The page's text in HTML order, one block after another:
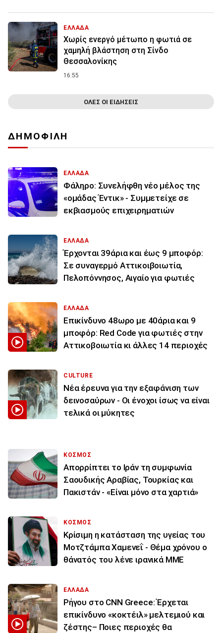
ΕΛΛΑΔΑ
Χωρίς ενεργό μέτωπο η φωτιά σε
χαμηλή βλάστηση στη Σίνδο
Θεσσαλονίκης
16:55
ΟΛΕΣ ΟΙ ΕΙΔΗΣΕΙΣ
ΔΗΜΟΦΙΛΗ
ΕΛΛΑΔΑ
Φάληρο: Συνελήφθη νέο μέλος της
«ομάδας Έντικ» - Συμμετείχε σε
εκβιασμούς επιχειρηματιών
ΕΛΛΑΔΑ
Έρχονται 39άρια και έως 9 μποφόρ:
Σε συναγερμό Αττικοιβοιωτία,
Πελοπόννησος, Αιγαίο για φωτιές
ΕΛΛΑΔΑ
Επικίνδυνο 48ωρο με 40άρια και 9
μποφόρ: Red Code για φωτιές στην
Αττικοβοιωτία κι άλλες 14 περιοχές
CULTURE
Νέα έρευνα για την εξαφάνιση των
δεινοσαύρων - Οι ένοχοι ίσως να είναι
τελικά οι μύκητες
ΚΟΣΜΟΣ
Απορρίπτει το Ιράν τη συμφωνία
Σαουδικής Αραβίας, Τουρκίας και
Πακιστάν - «Είναι μόνο στα χαρτιά»
ΚΟΣΜΟΣ
Κρίσιμη η κατάσταση της υγείας του
Μοτζτάμπα Χαμενεΐ - Θέμα χρόνου ο
θάνατός του λένε ιρανικά ΜΜΕ
ΕΛΛΑΔΑ
Ρήγου στο CNN Greece: Έρχεται
επικίνδυνο «κοκτέιλ» μελτεμιού και
ζέστης– Ποιες περιοχές θα